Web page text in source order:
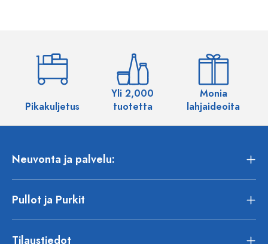
Pikakuljetus
Yli 2,000
tuotetta
Monia
lahjaideoita
Neuvonta ja palvelu:
Pullot ja Purkit
Tilaustiedot